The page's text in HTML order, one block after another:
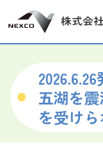
五湖を
を受け